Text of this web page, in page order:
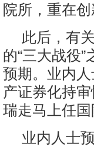
院所，重在
此后，有
的“三大战役
预期。业内
产证券化持
瑞走马上任
业内人士